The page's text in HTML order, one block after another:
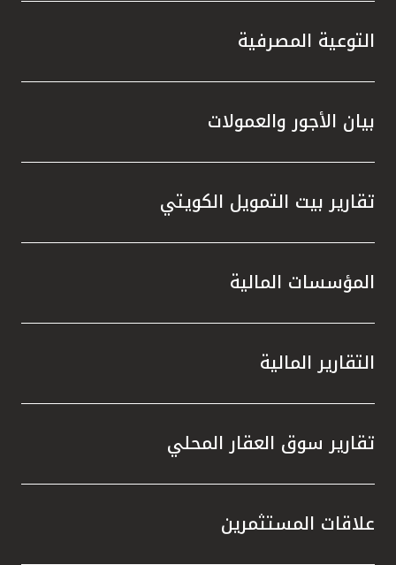
التوعية المصرفية
بيان الأجور والعمولات
تقارير بيت التمويل الكويتي
المؤسسات المالية
التقارير المالية
تقارير سوق العقار المحلي
علاقات المستثمرين